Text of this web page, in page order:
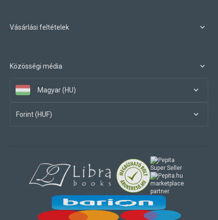
Vásárlási feltételek
Közösségi média
Magyar (HU)
Forint (HUF)
marketplace
partner